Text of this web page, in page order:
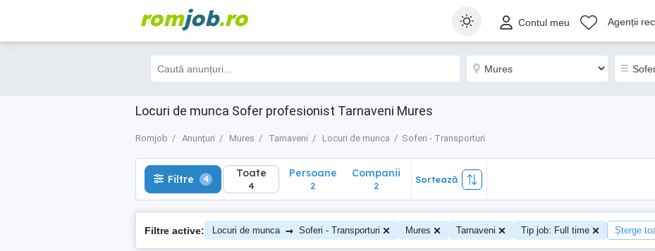
romjob.ro Contul meu Agenții
Locuri de munca Sofer profesionist Tarnaveni Mures
Romjob Anunțuri Mures Tarnaveni Locuri de munca Soferi - Transporturi
Filtre 4 Toate
4
Filtre 4 Toate
4
Persoane
2
Companii
2
Sortează
Filtre active: Locuri de munca → Soferi - Transporturi Mures Tarnaveni Tip job: Full time Șterge